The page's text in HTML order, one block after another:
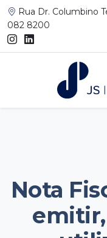
Rua Dr. Columbino
082 8200
Nota